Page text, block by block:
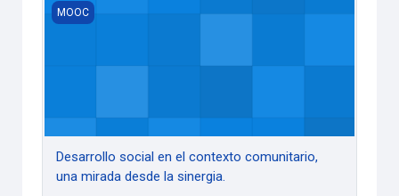
Desarrollo social en el contexto comunitario, una mirada
MOOC
Desarrollo social en el contexto comunitario,
una mirada desde la sinergia.